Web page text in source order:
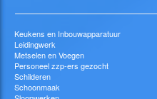
Keukens en Inbouwapparatuur
Leidingwerk
Metselen en Voegen
Personeel zzp-ers gezocht
Schilderen
Schoonmaak